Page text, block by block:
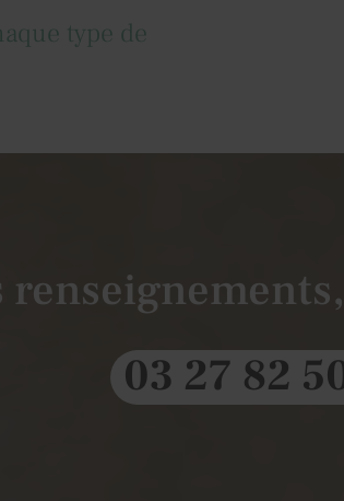
type de
03 27 82